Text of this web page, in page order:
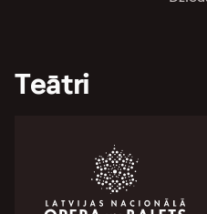
Teātri